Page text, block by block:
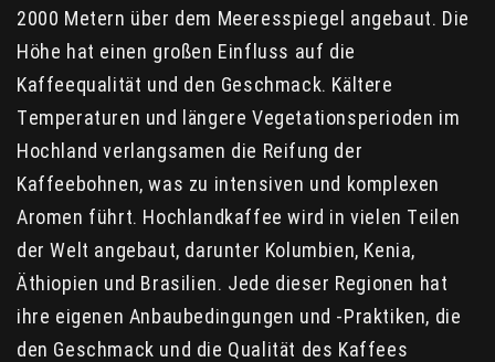
2000 Metern über dem Meeresspiegel angebaut. Die
Höhe hat einen großen Einfluss auf die
Kaffeequalität und den Geschmack. Kältere
Temperaturen und längere Vegetationsperioden im
Hochland verlangsamen die Reifung der
Kaffeebohnen, was zu intensiven und komplexen
Aromen führt. Hochlandkaffee wird in vielen Teilen
der Welt angebaut, darunter Kolumbien, Kenia,
Äthiopien und Brasilien. Jede dieser Regionen hat
ihre eigenen Anbaubedingungen und -Praktiken, die
den Geschmack und die Qualität des Kaffees